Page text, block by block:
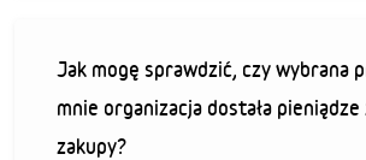
Jak mogę sprawdzić, czy wybrana
mnie organizacja dostała pieniądze
zakupy?